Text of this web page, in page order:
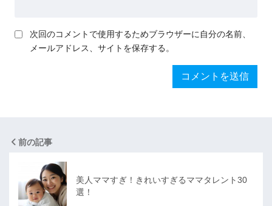
次回のコメントで使用するためブラウザーに自分の名前、
メールアドレス、サイトを保存する。
前の記事
美人ママすぎ！きれいすぎるママタレント30
選！